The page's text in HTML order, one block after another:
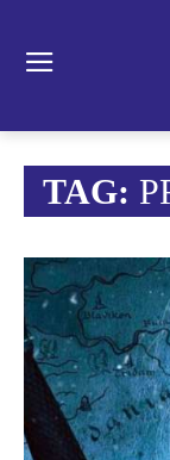
TAG: